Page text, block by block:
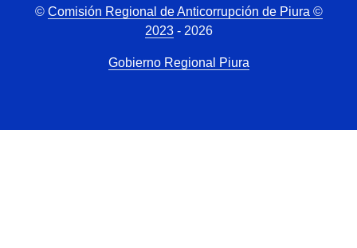
© Comisión Regional de Anticorrupción de Piura ©
2023- 2026
Gobierno Regional Piura